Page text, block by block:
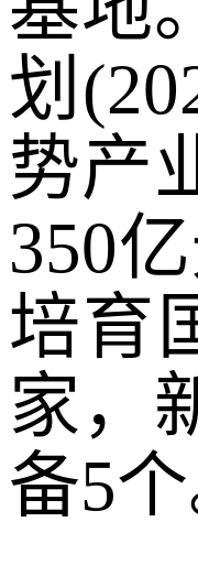
划
势产
350
培育
家，
备5个